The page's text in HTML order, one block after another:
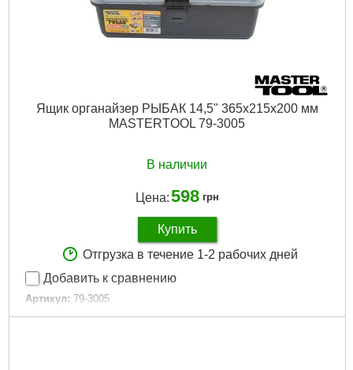
Ящик органайзер РЫБАК 14,5" 365х215х200 мм
MASTERTOOL 79-3005
В наличии
Цена:598 грн
Купить
Отгрузка в течение 1-2 рабочих дней
Добавить к сравнению
Артикул: 79-3005
Код товара: 27.41.84